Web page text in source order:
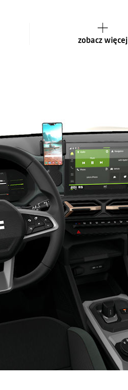
zobacz więcej